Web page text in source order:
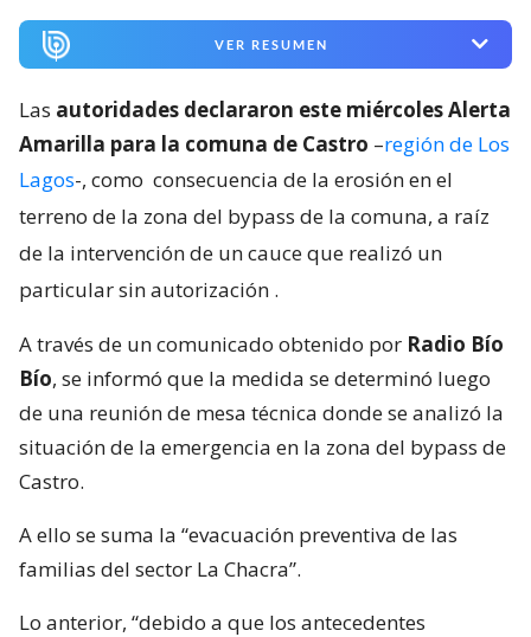
VER RESUMEN
Las autoridades declararon este miércoles Alerta
Amarilla para la comuna de Castro –región de Los
Lagos-, como consecuencia de la erosión en el
terreno de la zona del bypass de la comuna, a raíz
de la intervención de un cauce que realizó un
particular sin autorización .
A través de un comunicado obtenido por Radio Bío
Bío, se informó que la medida se determinó luego
de una reunión de mesa técnica donde se analizó la
situación de la emergencia en la zona del bypass de
Castro.
A ello se suma la “evacuación preventiva de las
familias del sector La Chacra”.
Lo anterior, “debido a que los antecedentes